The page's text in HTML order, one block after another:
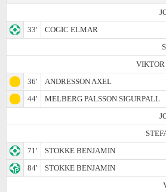
33'
COGIC ELMAR
VIKTOR
36'
ANDRESSON AXEL
44'
MELBERG PALSSON SIGURPALL
71'
STOKKE BENJAMIN
84'
STOKKE BENJAMIN